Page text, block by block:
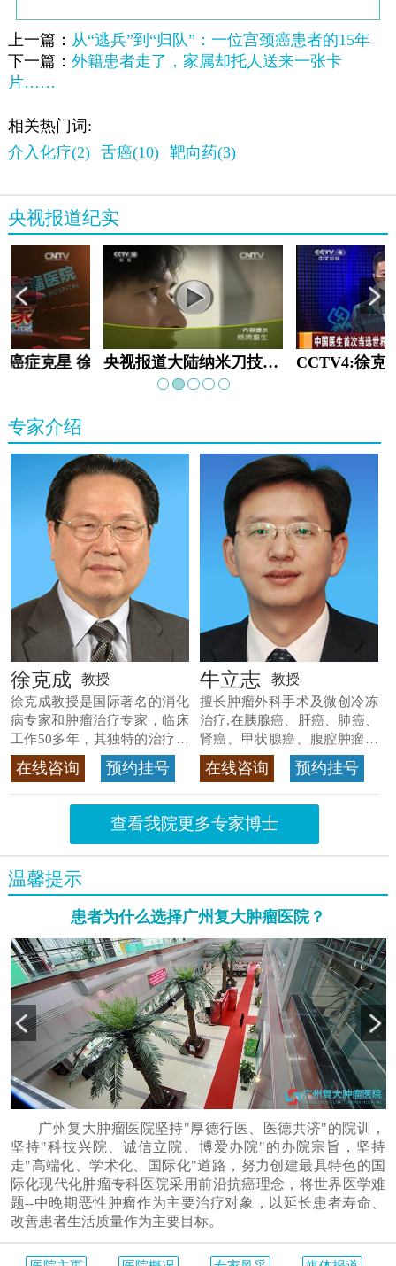
上一篇： 从“逃兵”到“归队”：一位宫颈癌患者的15年
下一篇： 外籍患者走了，家属却托人送来一张卡
片……
相关热门词:
介入化疗(2)
舌癌(10) 靶向药(3)
央视报道纪实
癌症克星 徐克成 央视报道大陆纳米刀技术手术：绝境重生
专家介绍
徐克成 教授
徐克成教授是国际著名的消化
病专家和肿瘤治疗专家，临床
工作50多年，其独特的治疗方
法>>查看专家详情
在线咨询 预约挂号
牛立志 教授
擅长肿瘤外科手术及微创冷冻
治疗,在胰腺癌、肝癌、肺癌、
肾癌、甲状腺癌、腹腔肿瘤等
>>查看专家详情
在线咨询 预约挂号
查看我院更多专家博士
温馨提示
患者为什么选择广州复大肿瘤医院？
广州复大肿瘤医院坚持"厚德行医、医德共济"的院训，
坚持"科技兴院、诚信立院、博爱办院"的办院宗旨，坚持
走"高端化、学术化、国际化"道路，努力创建最具特色的国
际化现代化肿瘤专科医院采用前沿抗癌理念，将世界医学难
题--中晚期恶性肿瘤作为主要治疗对象，以延长患者寿命、
改善患者生活质量作为主要目标。